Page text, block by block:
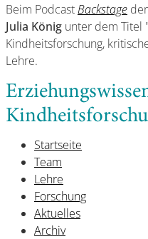
Beim PodcastBackstage
Julia König unter dem Titel
Kindheitsforschung,
Lehre.
Startseite
Team
Lehre
Forschung
Aktuelles
Archiv